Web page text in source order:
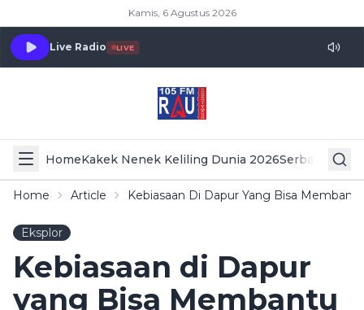
Kamis, 6 Agustus 2026
Live Radio LIVE
HomeKakek Nenek Keliling Dunia 2026Serba Serbi
Home Article Kebiasaan Di Dapur Yang Bisa
Eksplor
Kebiasaan di Dapur
yang Bisa Membantu